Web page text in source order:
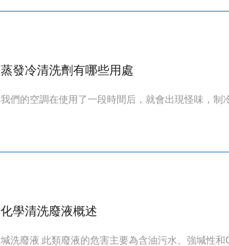
蒸發冷清洗劑有哪些用處
我們的空調在使用了一段時間后，就會出現怪味，制
化學清洗廢液概述
堿洗廢液 此類廢液的危害主要為含油污水、強堿性和